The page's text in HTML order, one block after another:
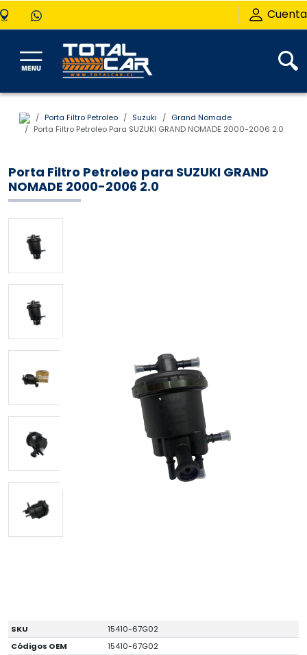
Cuenta
Porta Filtro Petroleo Suzuki
Grand Nomade
Porta Filtro Petroleo Para SUZUKI GRAND NOMADE 2000-2006 2.0
Porta Filtro Petroleo para SUZUKI GRAND
NOMADE 2000-2006 2.0
SKU
15410-67G02
Códigos OEM
15410-67G02